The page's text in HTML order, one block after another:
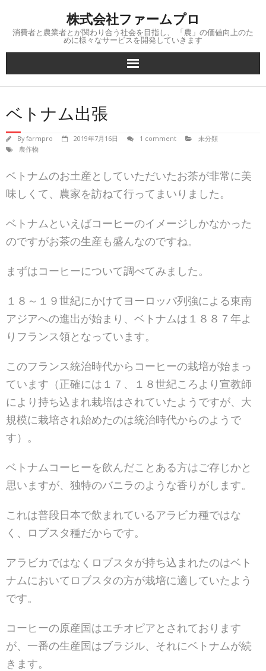
content
株式会社ファームプロ
消費者と農業者とが関わり合う社会を目指し、 「農」の価値向上のた
めに様々なサービスを開発していきます
ベトナム出張
Byfarmpro 2019年7月16日 1 comment
未分類
農作物
ベトナムのお土産としていただいたお茶が非常に美
味しくて、農家を訪ねて行ってまいりました。
ベトナムといえばコーヒーのイメージしかなかった
のですがお茶の生産も盛んなのですね。
まずはコーヒーについて調べてみました。
１８～１９世紀にかけてヨーロッパ列強による東南
アジアへの進出が始まり、ベトナムは１８８７年よ
りフランス領となっています。
このフランス統治時代からコーヒーの栽培が始まっ
ています（正確には１７、１８世紀ころより宣教師
により持ち込まれ栽培はされていたようですが、大
規模に栽培され始めたのは統治時代からのようで
す）。
ベトナムコーヒーを飲んだことある方はご存じかと
思いますが、独特のバニラのような香りがします。
これは普段日本で飲まれているアラビカ種ではな
く、ロブスタ種だからです。
アラビカではなくロブスタが持ち込まれたのはベト
ナムにおいてロブスタの方が栽培に適していたよう
です。
コーヒーの原産国はエチオピアとされております
が、一番の生産国はブラジル、それにベトナムが続
きます。